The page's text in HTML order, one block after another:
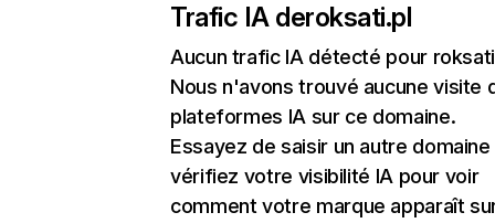
Trafic IA deroksati.pl
Aucun trafic IA détecté pour
Nous n'avons trouvé aucune visite
plateformes IA sur ce domaine.
Essayez de saisir un autre domaine
vérifiez votre visibilité IA pour voir
comment votre marque apparaît